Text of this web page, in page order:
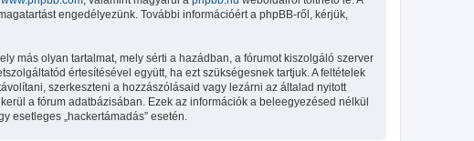
engedélyezünk. További információért a phpBB-ről, kérjük,
más olyan tartalmat, mely sérti a hazádban, a fórumot kiszolgáló szerver
értesítésével együtt, ha ezt szükségesnek tartjuk. A feltételek
szerkeszteni a hozzászólásaid vagy lezárni az általad nyitott
a fórum adatbázisában. Ezek az információk a beleegyezésed nélkül
„hackertámadás” esetén.